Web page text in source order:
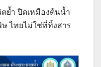
ย้ำ ปิดเหมืองต้นน้ำ
ไทยไม่ใช่ที่ทิ้งสาร